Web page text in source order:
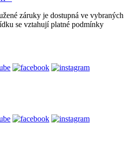
záruky je dostupná ve vybraných
se vztahují platné podmínky